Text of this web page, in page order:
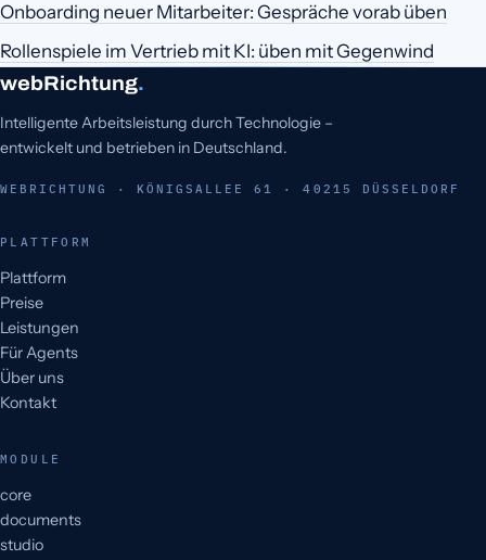
Onboarding neuer Mitarbeiter: Gespräche vorab üben
Rollenspiele im Vertrieb mit KI: üben mit Gegenwind
webRichtung.
Intelligente Arbeitsleistung durch Technologie –
entwickelt und betrieben in Deutschland.
WEBRICHTUNG · KÖNIGSALLEE 61 · 40215 DÜSSELDORF
PLATTFORM
Plattform
Preise
Leistungen
Für Agents
Über uns
Kontakt
MODULE
core
documents
studio